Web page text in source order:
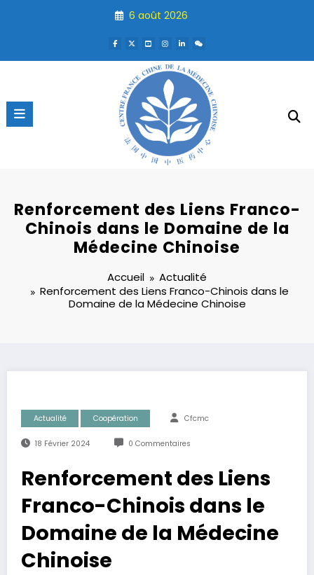
6 août 2026
Renforcement des Liens Franco-
Chinois dans le Domaine de la
Médecine Chinoise
Accueil
Actualité
Renforcement des Liens Franco-Chinois dans le
Domaine de la Médecine Chinoise
Actualité Coopération Cfcmc
18 Février 2024 0 Commentaires
Renforcement des Liens
Franco-Chinois dans le
Domaine de la Médecine
Chinoise